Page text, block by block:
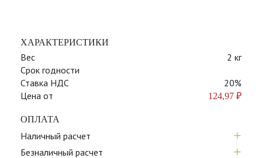
ХАРАКТЕРИСТИКИ
Вес
2 кг
Срок годности
Ставка НДС
20%
Цена от
124,97 ₽
ОПЛАТА
Наличный расчет +
Безналичный расчет +